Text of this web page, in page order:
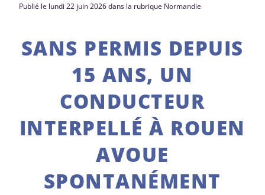
Publié le lundi 22 juin 2026 dans la rubrique Normandie
SANS PERMIS DEPUIS
15 ANS, UN
CONDUCTEUR
INTERPELLÉ À ROUEN
AVOUE
SPONTANÉMENT